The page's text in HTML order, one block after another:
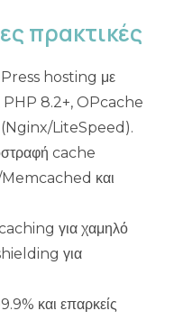
πρακτικές
hosting με
PHP 8.2+, OPcache
LiteSpeed).
cache
και
για χαμηλό
για
και επαρκείς